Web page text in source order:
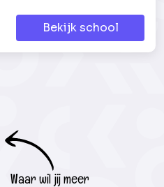
Bekijk school
Waar wil jij meer